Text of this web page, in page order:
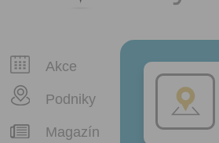
Akce
Podniky
Magazín